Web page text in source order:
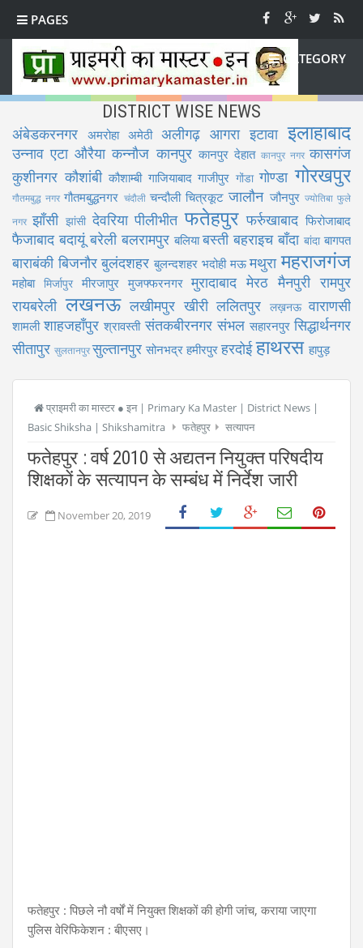
PAGES
CATEGORY
DISTRICT WISE NEWS
अंबेडकरनगर अमरोहा अमेठी अलीगढ़ आगरा इटावा इलाहाबाद
उन्नाव एटा औरैया कन्नौज कानपुर कानपुर देहात कानपुर नगर कासगंज
कुशीनगर कौशांबी कौशाम्बी गाजियाबाद गाजीपुर गोंडा गोण्डा गोरखपुर
गौतमबुद्ध नगर गौतमबुद्धनगर चंदौली चन्दौली चित्रकूट जालौन जौनपुर ज्योतिबा फुले
नगर झाँसी झांसी देवरिया पीलीभीत फतेहपुर फर्रुखाबाद फिरोजाबाद
फैजाबाद बदायूं बरेली बलरामपुर बलिया बस्ती बहराइच बाँदा बांदा बागपत
बाराबंकी बिजनौर बुलंदशहर बुलन्दशहर भदोही मऊ मथुरा महराजगंज
महोबा मिर्जापुर मीरजापुर मुजफ्फरनगर मुरादाबाद मेरठ मैनपुरी रामपुर
रायबरेली लखनऊ लखीमपुर खीरी ललितपुर लख़नऊ वाराणसी
शामली शाहजहाँपुर श्रावस्ती संतकबीरनगर संभल सहारनपुर सिद्धार्थनगर
सीतापुर सुलतानपुरसुल्तानपुर सोनभद्र हमीरपुर हरदोई हाथरस हापुड़
प्राइमरी का मास्टर ● इन | Primary Ka Master | District News |
Basic Shiksha | Shikshamitra
फतेहपुर सत्यापन
फतेहपुर : वर्ष 2010 से अद्यतन नियुक्त परिषदीय
शिक्षकों के सत्यापन के सम्बंध में निर्देश जारी
November 20, 2019
फतेहपुर : पिछले नौ वर्षों में नियुक्त शिक्षकों की होगी जांच, कराया जाएगा
पुलिस वेरिफिकेशन : बीएसए।